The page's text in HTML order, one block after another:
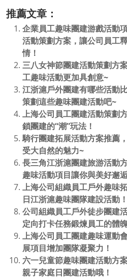
推薦文章：
企業員工趣味團建游戲活動
活動策劃方案，讓公司員工
情！
三八女神節團建活動策劃方
工趣味活動更加具創意~
江浙滬戶外團建有哪些活動
策劃這些趣味團建活動吧~
上海公司員工團建活動策劃
鎖團建的“潮”玩法！
騎行團建拓展活動方案推薦
受大自然的魅力~
長三角江浙滬團建旅游活動
趣味活動項目讓你與美好邂
上海公司組織員工戶外趣味
日江浙滬趣味團隊建設活動！
公司組織員工戶外徒步團建
定向打卡任務鍛煉員工的體
上海公司員工團建趣味運動
展項目增加團隊凝聚力！
六一兒童節趣味團建活動方
親子家庭日團建活動哦！